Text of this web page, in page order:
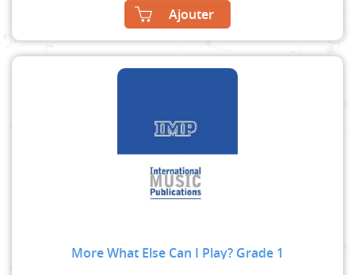
Ajouter
More What Else Can I Play? Grade 1